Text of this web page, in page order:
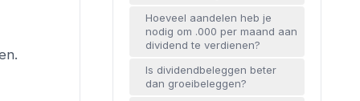
Hoeveel aandelen heb je
nodig om .000 per maand aan
dividend te verdienen?
Is dividendbeleggen beter
dan groeibeleggen?